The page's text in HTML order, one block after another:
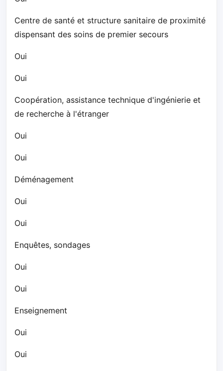
Centre de santé et structure sanitaire de proximité
dispensant des soins de premier secours
Oui
Oui
Coopération, assistance technique d'ingénierie et
de recherche à l'étranger
Oui
Oui
Déménagement
Oui
Oui
Enquêtes, sondages
Oui
Oui
Enseignement
Oui
Oui